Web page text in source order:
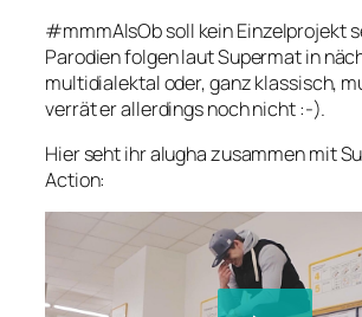
#mmmAlsObsoll kein Einzelprojekt
Parodien folgen laut Supermat in
multidialektal oder, ganz klassisch,
verrät er allerdings noch nicht :-).
Hier seht ihr alugha zusammen mit
Action: